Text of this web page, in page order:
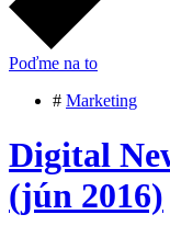
Poďme na to
# Marketing
Digital
(jún 2016)